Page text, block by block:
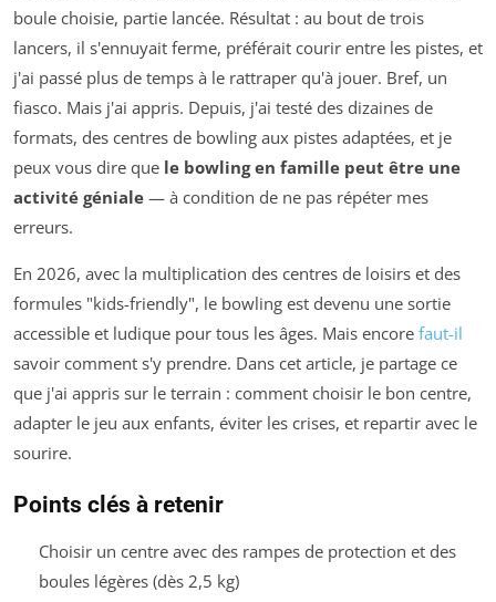
boule choisie, partie lancée. Résultat : au bout de trois
lancers, il s'ennuyait ferme, préférait courir entre les pistes, et
j'ai passé plus de temps à le rattraper qu'à jouer. Bref, un
fiasco. Mais j'ai appris. Depuis, j'ai testé des dizaines de
formats, des centres de bowling aux pistes adaptées, et je
peux vous dire que le bowling en famille peut être une
activité géniale — à condition de ne pas répéter mes
erreurs.
En 2026, avec la multiplication des centres de loisirs et des
formules "kids-friendly", le bowling est devenu une sortie
accessible et ludique pour tous les âges. Mais encore faut-il
savoir comment s'y prendre. Dans cet article, je partage ce
que j'ai appris sur le terrain : comment choisir le bon centre,
adapter le jeu aux enfants, éviter les crises, et repartir avec le
sourire.
Points clés à retenir
Choisir un centre avec des rampes de protection et des
boules légères (dès 2,5 kg)